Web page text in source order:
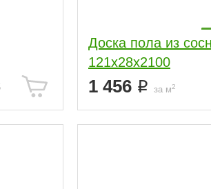
Доска пола из
121x28x2100
1 456 за м2